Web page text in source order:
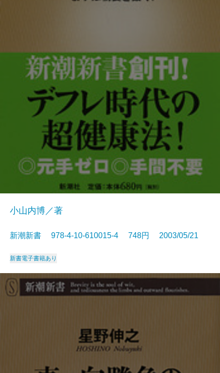
小山内博／著
新潮新書 978-4-10-610015-4 748円 2003/05/21
新書電子書籍あり